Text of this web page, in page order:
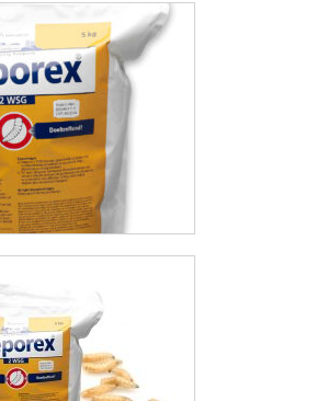
bijvoorbeeld aangepakt worden met
of spuiten in droge mest
soorten vee: kippen, kalkoenen,
varkens, melkvee, kalveren en
van vliegen, bijvoorbeeld
vochtig organisch afval
nuttige insecten (roofvliegen